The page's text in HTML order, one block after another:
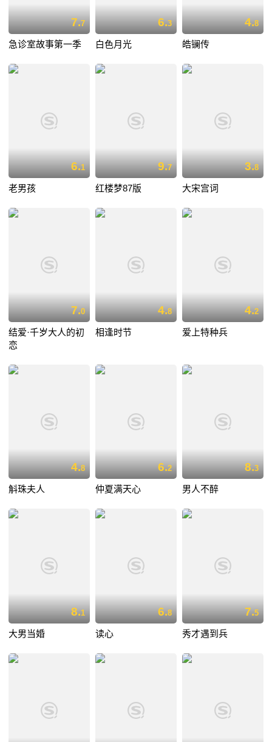
7.7
急诊室故事第一季
6.3
白色月光
4.8
皓镧传
6.1
老男孩
9.7
红楼梦87版
3.8
大宋宫词
7.0
结爱·千岁大人的初
恋
4.8
相逢时节
4.2
爱上特种兵
4.8
斛珠夫人
6.2
仲夏满天心
8.3
男人不醉
8.1
大男当婚
6.8
读心
7.5
秀才遇到兵